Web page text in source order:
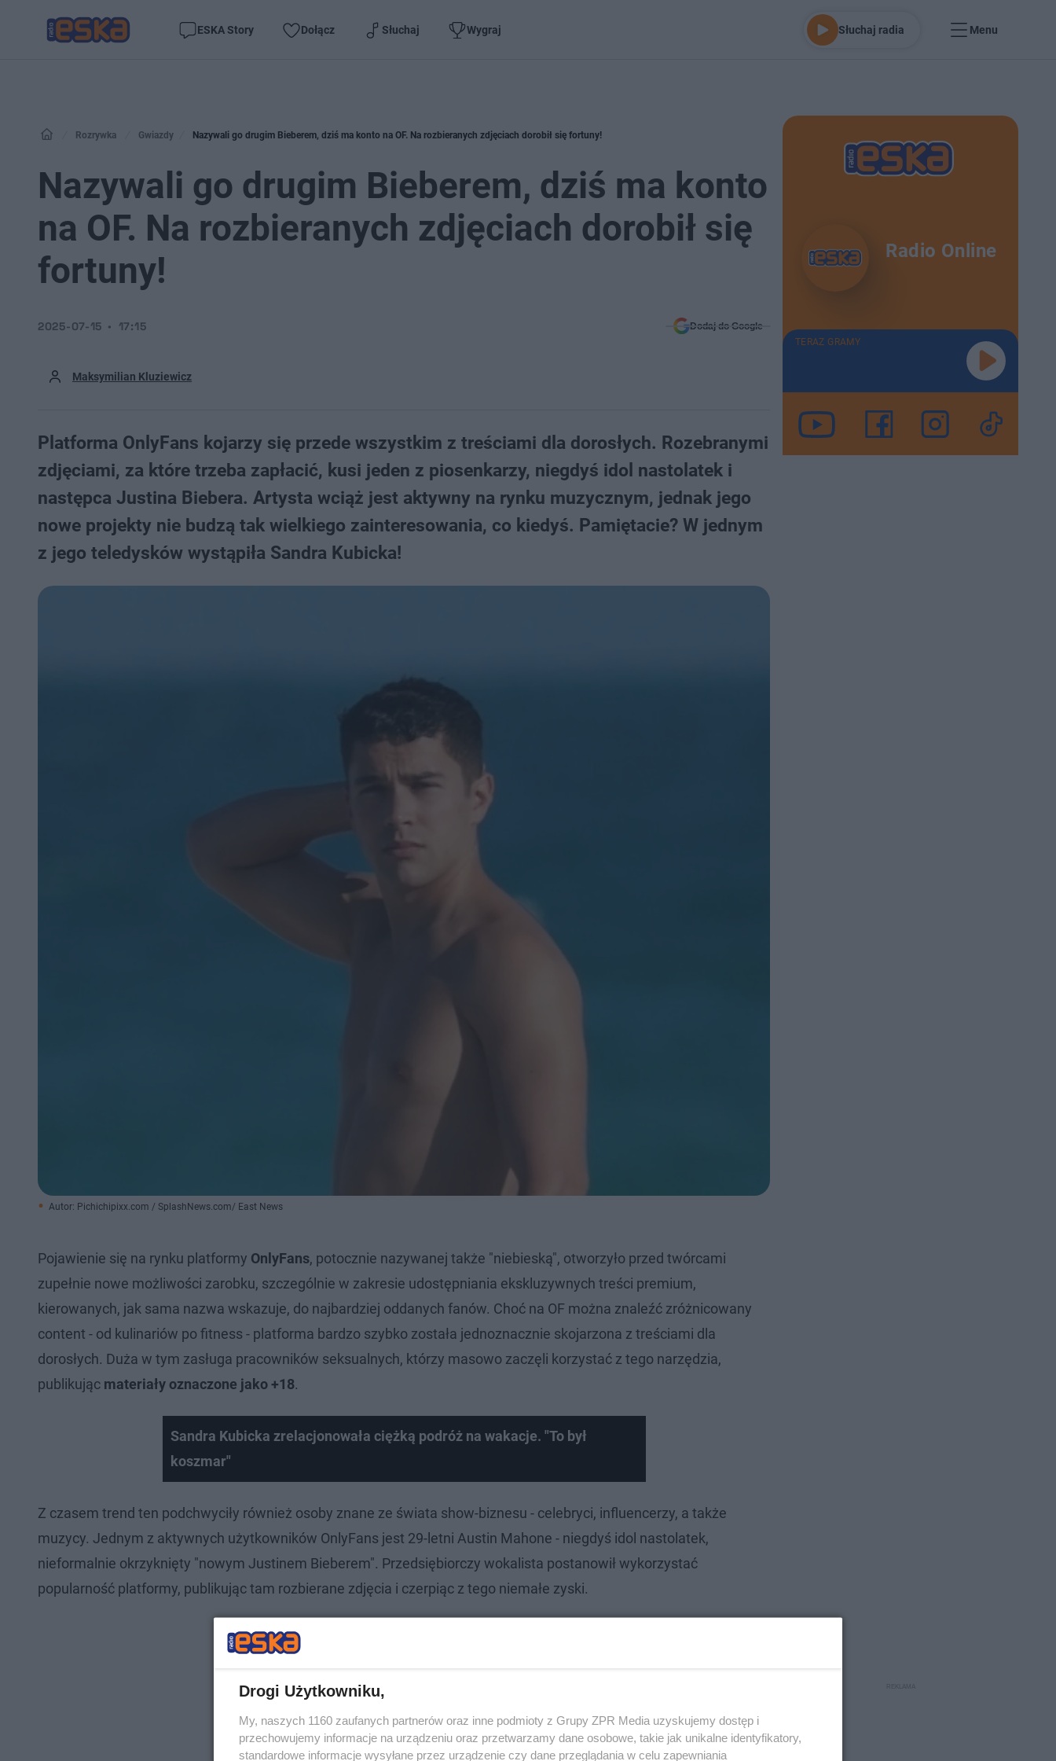
ESKA Story Dołącz Słuchaj Wygraj Słuchaj radia Menu
Rozrywka Gwiazdy Nazywali go drugim Bieberem, dziś ma konto na OF. Na rozbieranych zdjęciach dorobił się fortuny!
Nazywali go drugim Bieberem, dziś ma konto
na OF. Na rozbieranych zdjęciach dorobił się
fortuny!
Maksymilian Kluziewicz
2025-07-15 17:15 Dodaj do Google
Platforma OnlyFans kojarzy się przede wszystkim z treściami dla dorosłych. Rozebranymi
zdjęciami, za które trzeba zapłacić, kusi jeden z piosenkarzy, niegdyś idol nastolatek i
następca Justina Biebera. Artysta wciąż jest aktywny na rynku muzycznym, jednak jego
nowe projekty nie budzą tak wielkiego zainteresowania, co kiedyś. Pamiętacie? W jednym
z jego teledysków wystąpiła Sandra Kubicka!
Autor: Pichichipixx.com / SplashNews.com/ East News
Pojawienie się na rynku platformy OnlyFans, potocznie nazywanej także "niebieską", otworzyło przed twórcami
zupełnie nowe możliwości zarobku, szczególnie w zakresie udostępniania ekskluzywnych treści premium,
kierowanych, jak sama nazwa wskazuje, do najbardziej oddanych fanów. Choć na OF można znaleźć zróżnicowany
content - od kulinariów po fitness - platforma bardzo szybko została jednoznacznie skojarzona z treściami dla
dorosłych. Duża w tym zasługa pracowników seksualnych, którzy masowo zaczęli korzystać z tego narzędzia,
publikując materiały oznaczone jako +18.
Sandra Kubicka zrelacjonowała ciężką podróż na wakacje. "To był
koszmar"
Z czasem trend ten podchwyciły również osoby znane ze świata show-biznesu - celebryci, influencerzy, a także
muzycy. Jednym z aktywnych użytkowników OnlyFans jest 29-letni Austin Mahone - niegdyś idol nastolatek,
nieformalnie okrzyknięty "nowym Justinem Bieberem". Przedsiębiorczy wokalista postanowił wykorzystać
popularność platformy, publikując tam rozbierane zdjęcia i czerpiąc z tego niemałe zyski.
Radio Online
TERAZ GRAMY
Drogi Użytkowniku,
My, naszych 1160 zaufanych partnerów oraz inne podmioty z Grupy ZPR Media uzyskujemy dostęp i
przechowujemy informacje na urządzeniu oraz przetwarzamy dane osobowe, takie jak unikalne identyfikatory,
standardowe informacje wysyłane przez urządzenie czy dane przeglądania w celu zapewniania